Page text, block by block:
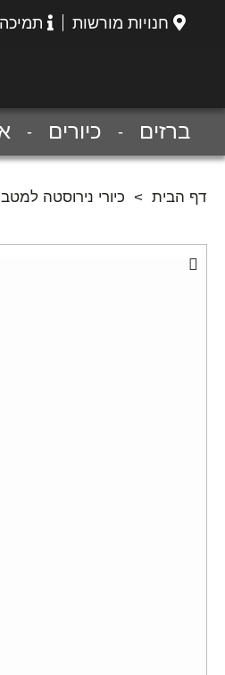
חנויות מורשות תמיכה
ברזים כיורים
דף הבית > כיורי נירוסטה